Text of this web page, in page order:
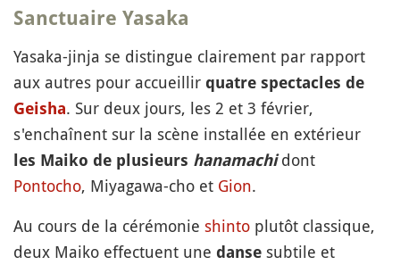
Sanctuaire Yasaka
Yasaka-jinja se distingue clairement par rapport
aux autres pour accueillir quatre spectacles de
Geisha. Sur deux jours, les 2 et 3 février,
s'enchaînent sur la scène installée en extérieur
les Maiko de plusieurs hanamachi dont
Pontocho, Miyagawa-cho et Gion.
Au cours de la cérémonie shinto plutôt classique,
deux Maiko effectuent une danse subtile et